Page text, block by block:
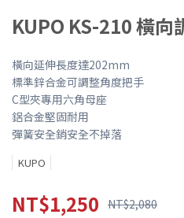
KUPO KS-210 橫向
橫向延伸長度達202mm
標準鋅合金可調整角度把手
C型夾專用六角母座
鋁合金堅固耐用
彈簧安全銷安全不掉落
KUPO
NT$1,250 NT$2,080